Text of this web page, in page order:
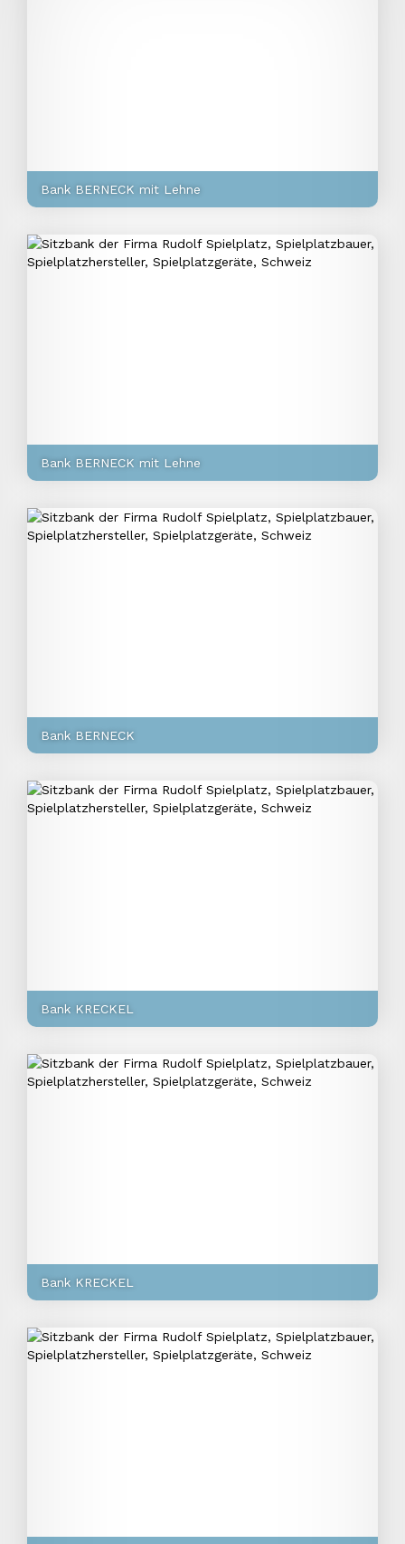
Bank BERNECK mit Lehne
Bank BERNECK mit Lehne
Bank BERNECK
Bank KRECKEL
Bank KRECKEL